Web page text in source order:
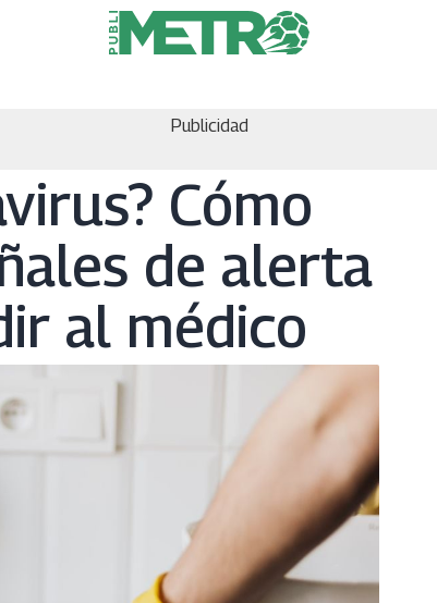
Publicidad
Cómo
de alerta
al médico